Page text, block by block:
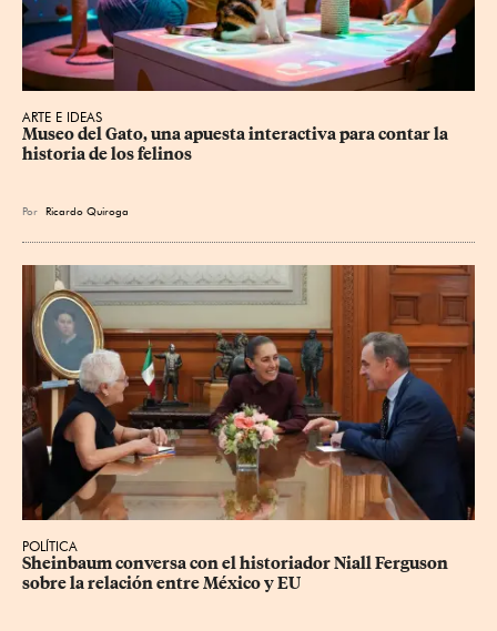
ARTE E IDEAS
Museo del Gato, una apuesta interactiva para contar la
historia de los felinos
Por Ricardo Quiroga
POLÍTICA
Sheinbaum conversa con el historiador Niall Ferguson
sobre la relación entre México y EU